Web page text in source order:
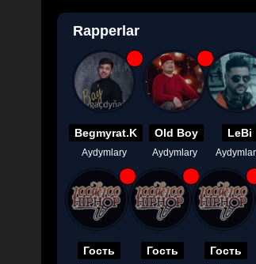
Rapperlar
Begmyrat.K
Aydymlary
Old Boy
Aydymlary
LeBi
Гость Гость Гость